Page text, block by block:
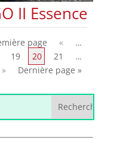
II Essence
page «
…
19 20 21
…
» Dernière page »